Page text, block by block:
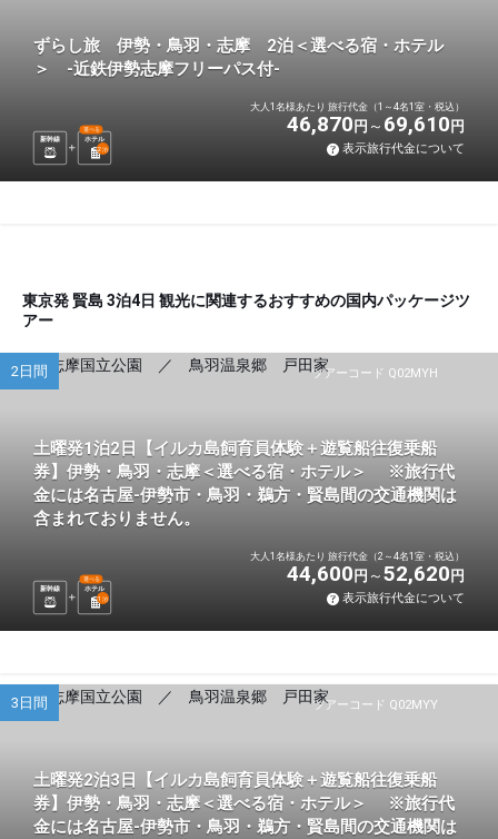
ずらし旅 伊勢・鳥羽・志摩 2泊＜選べる宿・ホテル
＞ -近鉄伊勢志摩フリーパス付-
新幹線 ホテル
選べる
2泊
大人1名様あたり 旅行代金（1～4名1室・税込）
46,870 円 69,610 円
表示旅行代金について
東京発 賢島 3泊4日 観光に関連するおすすめの国内パッケージツ
アー
ツアーコード Q02MYH
2日間
土曜発1泊2日【イルカ島飼育員体験＋遊覧船往復乗船
券】伊勢・鳥羽・志摩＜選べる宿・ホテル＞ ※旅行代
金には名古屋-伊勢市・鳥羽・鵜方・賢島間の交通機関は
含まれておりません。
新幹線 ホテル
選べる
1 泊
大人1名様あたり 旅行代金（2～4名1室・税込）
44,600 円 52,620 円
表示旅行代金について
ツアーコード Q02MYY
3日間
土曜発2泊3日【イルカ島飼育員体験＋遊覧船往復乗船
券】伊勢・鳥羽・志摩＜選べる宿・ホテル＞ ※旅行代
金には名古屋-伊勢市・鳥羽・鵜方・賢島間の交通機関は